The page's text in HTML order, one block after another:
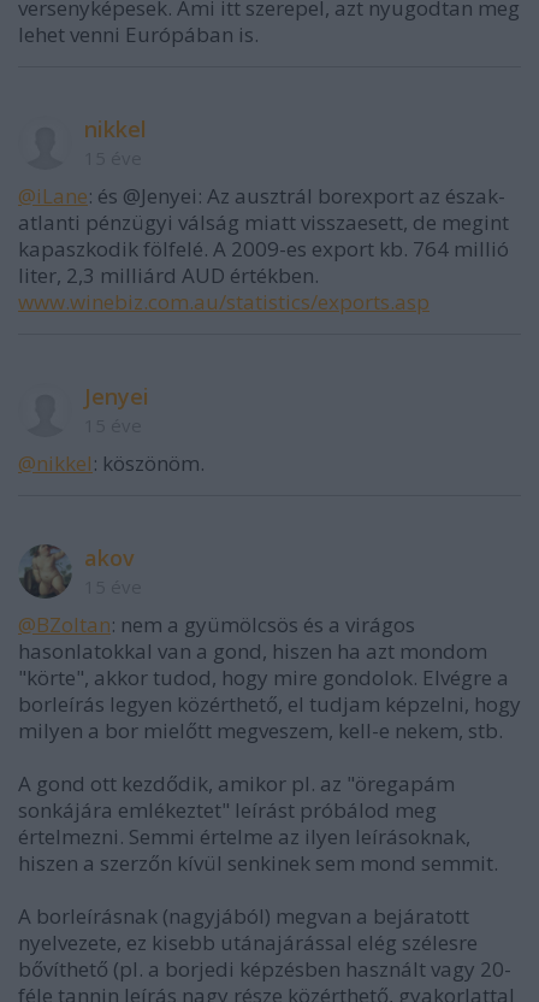
versenyképesek. Ami itt szerepel, azt nyugodtan meg
lehet venni Európában is.
nikkel
@iLane: és @Jenyei: Az ausztrál borexport az észak-
atlanti pénzügyi válság miatt visszaesett, de megint
kapaszkodik fölfelé. A 2009-es export kb. 764 millió
liter, 2,3 milliárd AUD értékben.
www.winebiz.com.au/statistics/exports.asp
Jenyei
@nikkel: köszönöm.
akov
@BZoltan: nem a gyümölcsös és a virágos
hasonlatokkal van a gond, hiszen ha azt mondom
"körte", akkor tudod, hogy mire gondolok. Elvégre a
borleírás legyen közérthető, el tudjam képzelni, hogy
milyen a bor mielőtt megveszem, kell-e nekem, stb.
A gond ott kezdődik, amikor pl. az "öregapám
sonkájára emlékeztet" leírást próbálod meg
értelmezni. Semmi értelme az ilyen leírásoknak,
hiszen a szerzőn kívül senkinek sem mond semmit.
A borleírásnak (nagyjából) megvan a bejáratott
nyelvezete, ez kisebb utánajárással elég szélesre
bővíthető (pl. a borjedi képzésben használt vagy 20-
féle tannin leírás nagy része közérthető, gyakorlattal